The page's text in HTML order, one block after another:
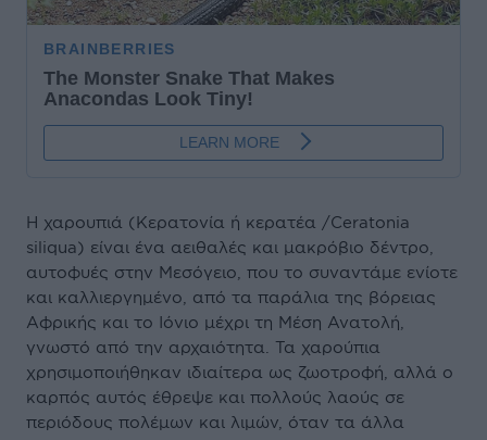
Η χαρουπιά (Κερατονία ή κερατέα /Ceratonia
siliqua) είναι ένα αειθαλές και μακρόβιο δέντρο,
αυτοφυές στην Μεσόγειο, που το συναντάμε ενίοτε
και καλλιεργημένο, από τα παράλια της βόρειας
Αφρικής και το Ιόνιο μέχρι τη Μέση Ανατολή,
γνωστό από την αρχαιότητα. Τα χαρούπια
χρησιμοποιήθηκαν ιδιαίτερα ως ζωοτροφή, αλλά ο
καρπός αυτός έθρεψε και πολλούς λαούς σε
περιόδους πολέμων και λιμών, όταν τα άλλα